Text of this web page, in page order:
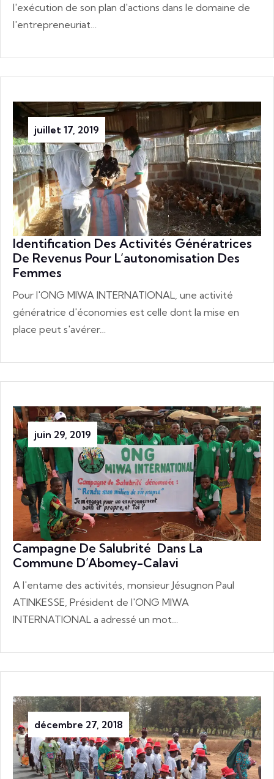
l'exécution de son plan d'actions dans le domaine de
l'entrepreneuriat…
juillet 17, 2019
Identification Des Activités Génératrices
De Revenus Pour L’autonomisation Des
Femmes
Pour l'ONG MIWA INTERNATIONAL, une activité
génératrice d'économies est celle dont la mise en
place peut s'avérer…
juin 29, 2019
Campagne De Salubrité Dans La
Commune D’Abomey-Calavi
A l'entame des activités, monsieur Jésugnon Paul
ATINKESSE, Président de l'ONG MIWA
INTERNATIONAL a adressé un mot…
décembre 27, 2018